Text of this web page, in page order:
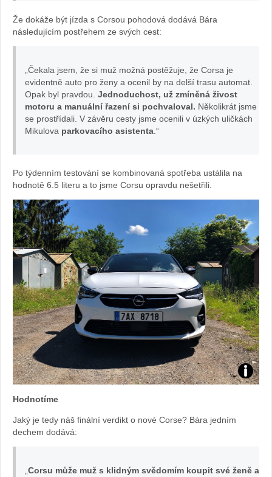
Že dokáže být jízda s Corsou pohodová dodává Bára
následujícím postřehem ze svých cest:
„Čekala jsem, že si muž možná postěžuje, že Corsa je
evidentně auto pro ženy a ocenil by na delší trasu automat.
Opak byl pravdou. Jednoduchost, už zmíněná živost
motoru a manuální řazení si pochvaloval. Několikrát jsme
se prostřídali. V závěru cesty jsme ocenili v úzkých uličkách
Mikulova parkovacího asistenta .“
Po týdenním testování se kombinovaná spotřeba ustálila na
hodnotě 6.5 literu a to jsme Corsu opravdu nešetřili.
Foto:
Hodnotíme
Jaký je tedy náš finální verdikt o nové Corse? Bára jedním
dechem dodává:
Corsu může muž s klidným svědomím koupit své ženě a